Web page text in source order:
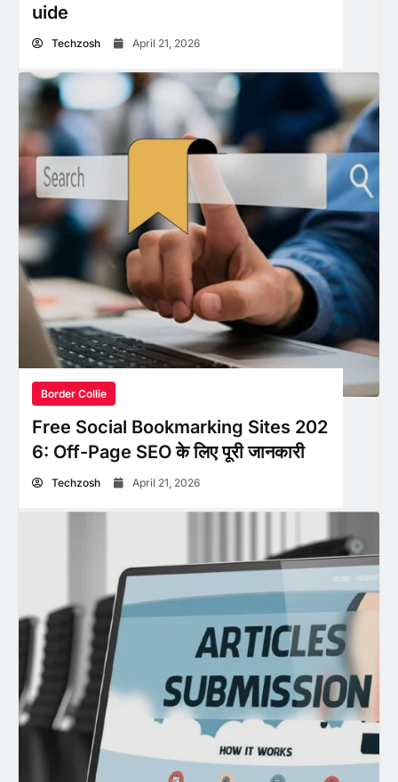
uide
Techzosh April 21, 2026
Border Collie
Free Social Bookmarking Sites 202
6: Off-Page SEO के लिए पूरी जानकारी
Techzosh April 21, 2026